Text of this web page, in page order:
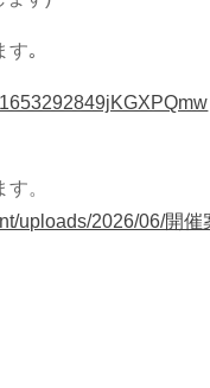
す｡
す。
uploads/2026/06/開催